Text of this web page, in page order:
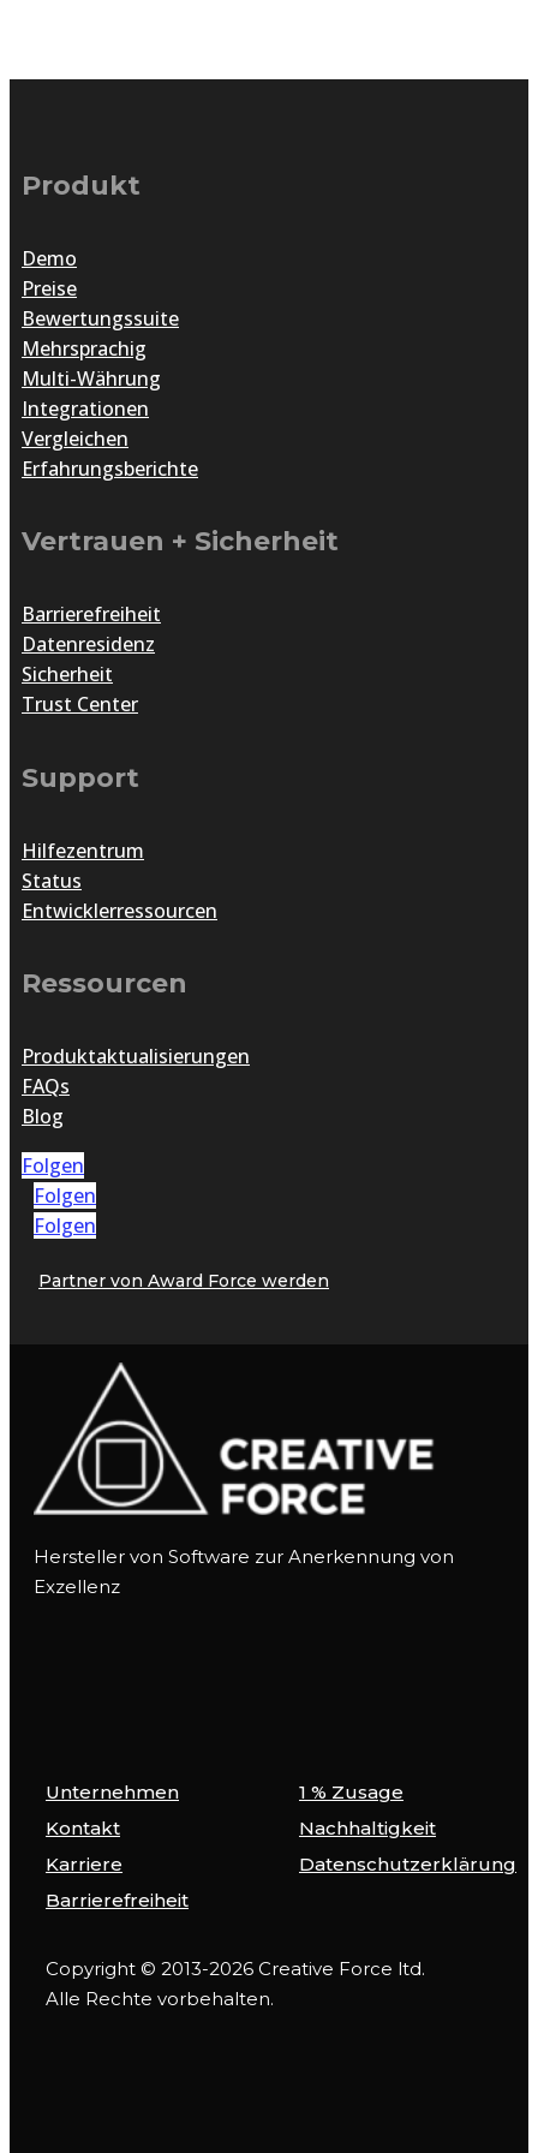
Produkt
Demo
Preise
Bewertungssuite
Mehrsprachig
Multi-Währung
Integrationen
Vergleichen
Erfahrungsberichte
Vertrauen + Sicherheit
Barrierefreiheit
Datenresidenz
Sicherheit
Trust Center
Support
Hilfezentrum
Status
Entwicklerressourcen
Ressourcen
Produktaktualisierungen
FAQs
Blog
Folgen
Folgen
Folgen
Partner von Award Force werden
Hersteller von Software zur Anerkennung von
Exzellenz
Unternehmen
1 % Zusage
Kontakt
Nachhaltigkeit
Karriere
Datenschutzerklärung
Barrierefreiheit
Copyright © 2013-2026 Creative Force ltd.
Alle Rechte vorbehalten.